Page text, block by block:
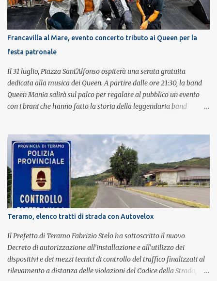
Francavilla al Mare, evento concerto tributo ai Queen per la
festa patronale
Il 31 luglio, Piazza Sant'Alfonso ospiterà una serata gratuita
dedicata alla musica dei Queen. A partire dalle ore 21:30, la band
Queen Mania salirà sul palco per regalare al pubblico un evento
con i brani che hanno fatto la storia della leggendaria band
con grande successo la passione e l'energia del celebre gruppo. Lo
spettacolo si inserisce nell'ambito dei festeggiamenti in onore di
Sant'Alfonso, il santo patrono della città. La formazione sul palco è
composta da Simone Fortuna alla batteria e voce, Fabrizio
Palermo al basso e voce, Tiziano Giampieri alla chitarra e voce, e
Salvo Vinci alla voce. Salvo Vinci è la voce scelta direttamente da
Brian May e Roger Taylor per il musical We Will Rock You.
Teramo, elenco tratti di strada con Autovelox
Il Prefetto di Teramo Fabrizio Stelo ha sottoscritto il nuovo
Decreto di autorizzazione all’installazione e all’utilizzo dei
dispositivi e dei mezzi tecnici di controllo del traffico finalizzati al
rilevamento a distanza delle violazioni del Codice della Strada,